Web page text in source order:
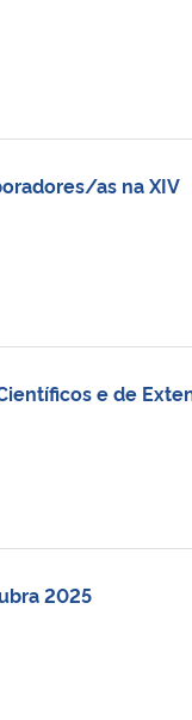
as na XIV
e de
2025